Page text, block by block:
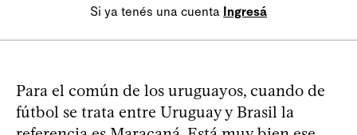
Si ya tenés una cuenta Ingresá
Para el común de los uruguayos, cuando de
fútbol se trata entre Uruguay y Brasil la